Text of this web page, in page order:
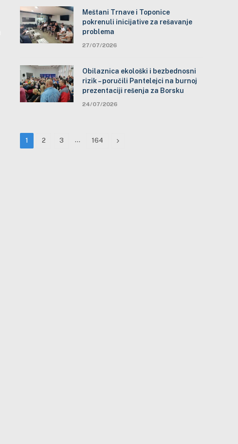
Meštani Trnave i Toponice
pokrenuli inicijative za rešavanje
problema
27/07/2026
Obilaznica ekološki i bezbednosni
rizik – poručili Pantelejci na burnoj
prezentaciji rešenja za Borsku
24/07/2026
1 2 3 … 164 Next